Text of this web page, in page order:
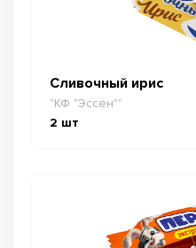
Сливочный ирис
"КФ "Эссен""
2 шт